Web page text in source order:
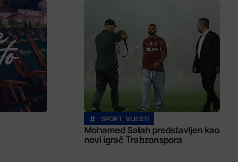
SPORT, VIJESTI
Mohamed Salah predstavljen kao
novi igrač Trabzonspora